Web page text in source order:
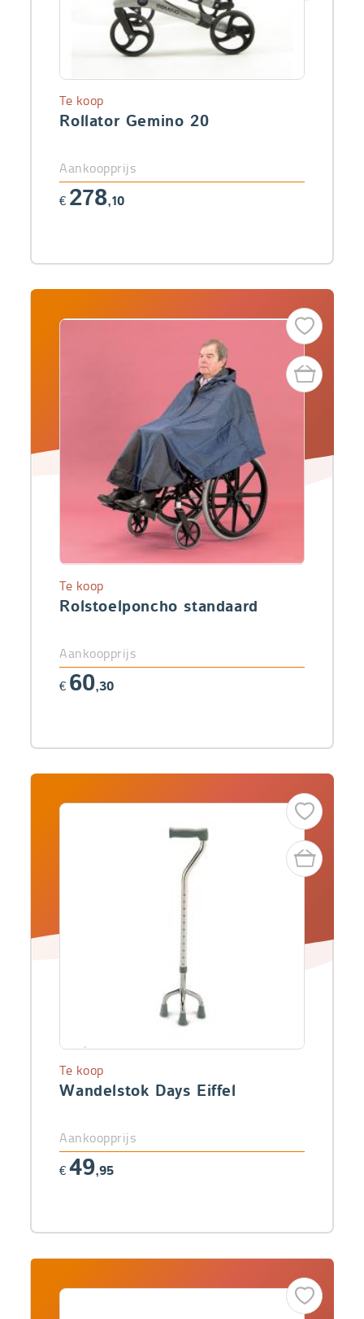
Rollator Gemino 20
Te koop
Aankoopprijs
€ 278,10
Rolstoelponcho standaard
Te koop
Aankoopprijs
€ 60,30
Wandelstok Days Eiffel
Te koop
Aankoopprijs
€ 49,95